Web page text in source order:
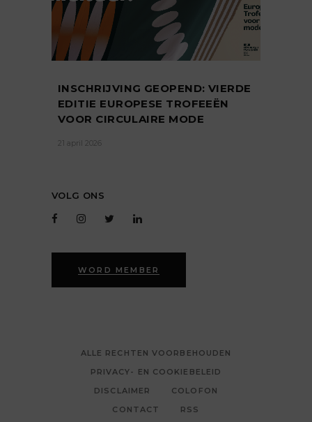
INSCHRIJVING GEOPEND: VIERDE
EDITIE EUROPESE TROFEEËN
VOOR CIRCULAIRE MODE
21 april 2026
VOLG ONS
WORD MEMBER
ALLE RECHTEN VOORBEHOUDEN
PRIVACY- EN COOKIEBELEID
DISCLAIMER
COLOFON
CONTACT
RSS